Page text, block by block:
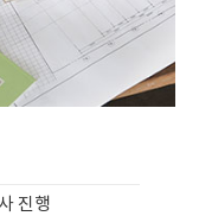
진행